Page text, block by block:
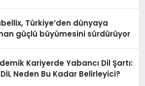
Türkiye’den dünyaya
güçlü büyümesini sürdürüyor
Kariyerde Yabancı Dil Şartı:
Neden Bu Kadar Belirleyici?